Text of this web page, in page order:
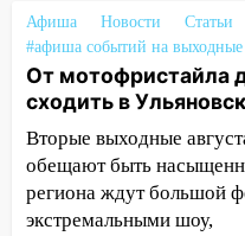
знакомого 191
13:14 Ураган
проспекте
13:12 Дерево
Новгородской в
на электрощит
13:10 В
Афиша Новости
Статьи
#афиша событий на выходные
От мотофристайла
сходить в
Вторые выходные
обещают быть
региона ждут большой
экстремальными шоу,